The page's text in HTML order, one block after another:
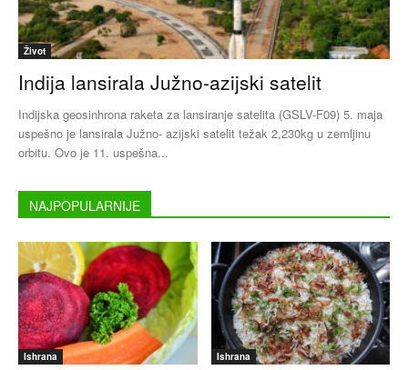
Život
Indija lansirala Južno-azijski satelit
Indijska geosinhrona raketa za lansiranje satelita (GSLV-F09) 5. maja
uspešno je lansirala Južno- azijski satelit težak 2,230kg u zemljinu
orbitu. Ovo je 11. uspešna...
NAJPOPULARNIJE
Ishrana Ishrana